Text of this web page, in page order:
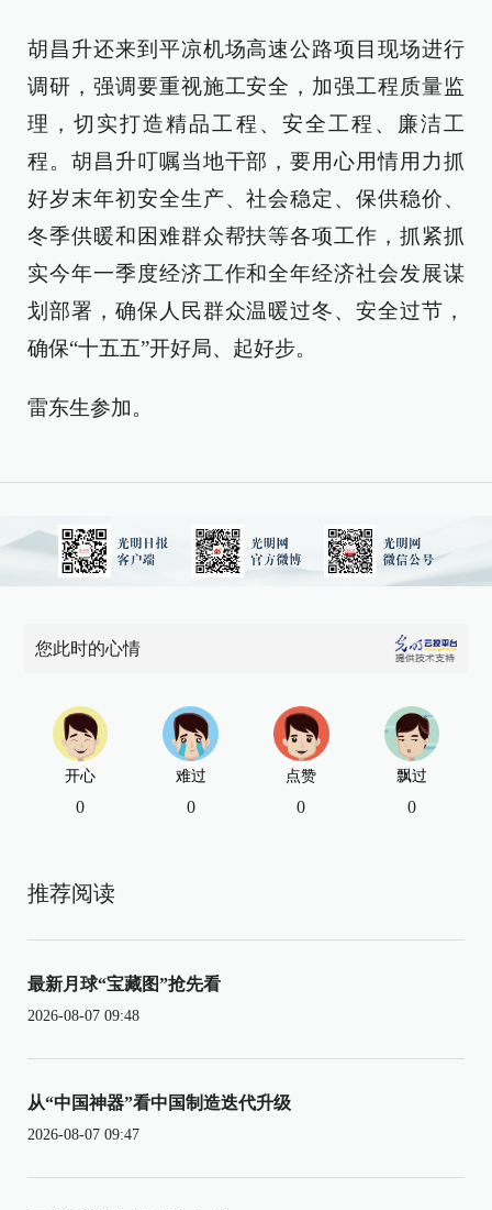
胡昌升还来到平凉机场高速公路项目现场进行
调研，强调要重视施工安全，加强工程质量监
理，切实打造精品工程、安全工程、廉洁工
程。胡昌升叮嘱当地干部，要用心用情用力抓
好岁末年初安全生产、社会稳定、保供稳价、
冬季供暖和困难群众帮扶等各项工作，抓紧抓
实今年一季度经济工作和全年经济社会发展谋
划部署，确保人民群众温暖过冬、安全过节，
确保“十五五”开好局、起好步。
雷东生参加。
您此时的心情
开心
0
难过
0
点赞
0
飘过
0
推荐阅读
最新月球“宝藏图”抢先看
2026-08-07 09:48
从“中国神器”看中国制造迭代升级
2026-08-07 09:47